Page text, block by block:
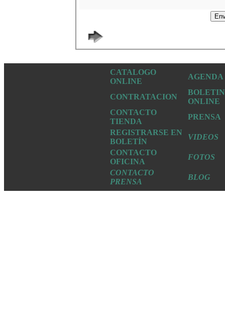
CATALOGO
ONLINE
AGENDA
CONTRATACION
BOLETIN
ONLINE
CONTACTO
TIENDA
PRENSA
REGISTRARSE EN
BOLETÍN
VIDEOS
CONTACTO
OFICINA
FOTOS
CONTACTO
PRENSA
BLOG